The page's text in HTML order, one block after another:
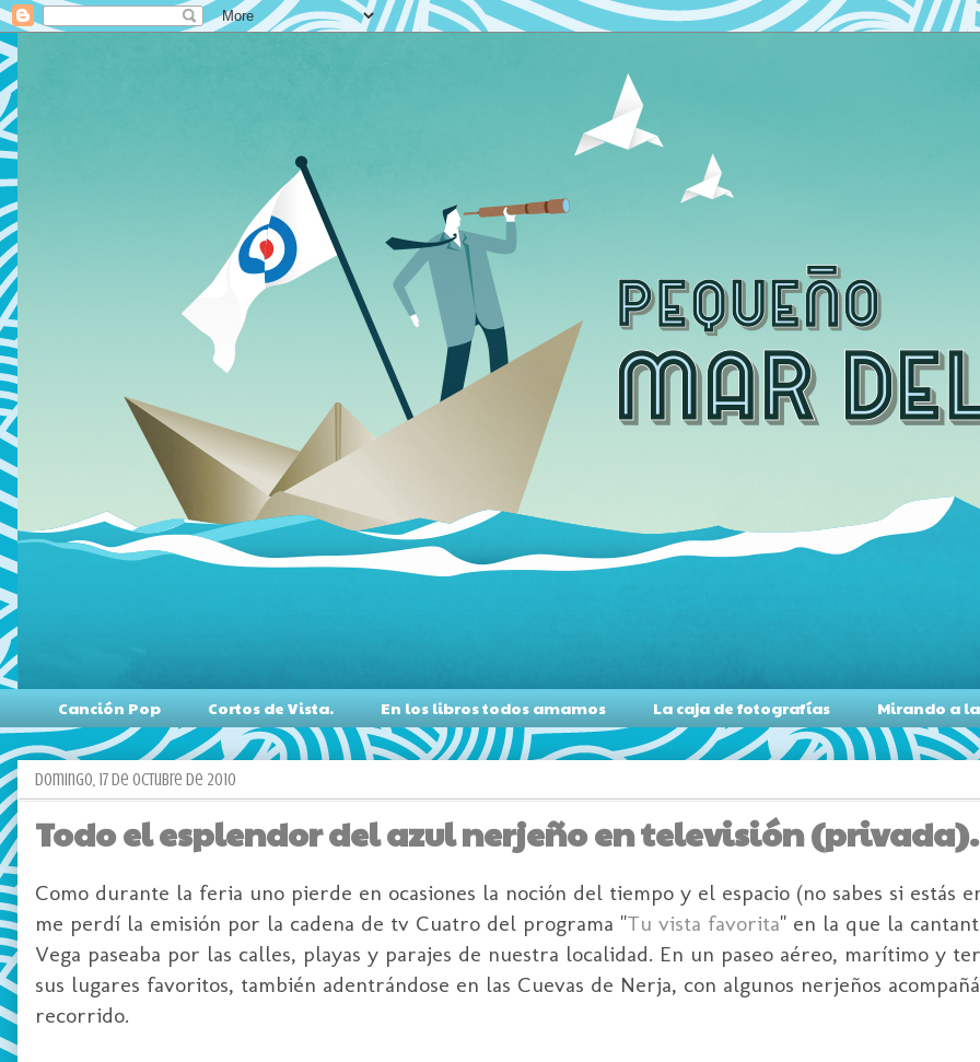
Canción Pop Cortos de Vista. En los libros todos amamos La caja de fotografías Mirando a
domingo, 17 de octubre de 2010
Todo el esplendor del azul nerjeño en televisión (privada).
Como durante la feria uno pierde en ocasiones la noción del tiempo y el espacio (no sabes si estás
me perdí la emisión por la cadena de tv Cuatro del programa "Tu vista favorita" en la que la
Vega paseaba por las calles, playas y parajes de nuestra localidad. En un paseo aéreo, marítimo y
sus lugares favoritos, también adentrándose en las Cuevas de Nerja, con algunos nerjeños
recorrido.